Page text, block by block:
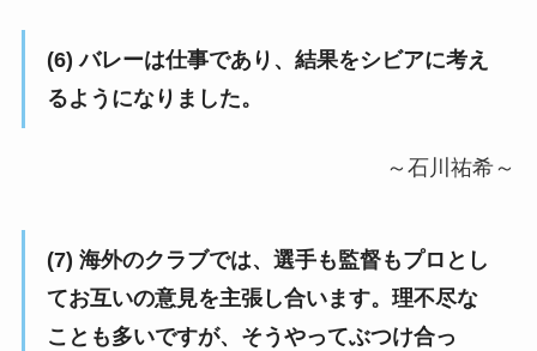
(6) バレーは仕事であり、結果をシビアに考え
るようになりました。
～石川祐希～
(7) 海外のクラブでは、選手も監督もプロとし
てお互いの意見を主張し合います。理不尽な
ことも多いですが、そうやってぶつけ合っ